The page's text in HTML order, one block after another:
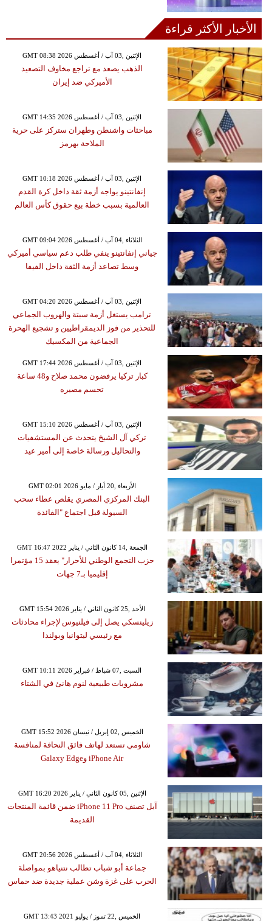
الأخبار الأكثر قراءة
GMT 08:38 2026 الإثنين ,03 آب / أغسطس
الذهب يصعد مع تراجع مخاوف التصعيد
الأميركي ضد إيران
GMT 14:35 2026 الإثنين ,03 آب / أغسطس
مباحثات واشنطن وطهران ستركز على حرية
الملاحة بهرمز
GMT 10:18 2026 الإثنين ,03 آب / أغسطس
إنفانتينو يواجه أزمة ثقة داخل كرة القدم
العالمية بسبب خطة بيع حقوق كأس العالم
GMT 09:04 2026 الثلاثاء ,04 آب / أغسطس
جياني إنفانتينو ينفي طلب دعم سياسي أميركي
وسط تصاعد أزمة الثقة داخل الفيفا
GMT 04:20 2026 الإثنين ,03 آب / أغسطس
ترامب يستغل أزمة سبتة والهروب الجماعي
للتحذير من فوز الديمقراطيين و تشجيع الهحرة
الجماعية من المكسيك
GMT 17:44 2026 الإثنين ,03 آب / أغسطس
كبار تركيا يرفضون محمد صلاح و48 ساعة
تحسم مصيره
GMT 15:10 2026 الإثنين ,03 آب / أغسطس
تركي آل الشيخ يتحدث عن المستشفيات
والتحاليل ورسالة خاصة إلى أمير عيد
GMT 02:01 2026 الأربعاء ,20 أيار / مايو
البنك المركزي المصري يقلص عطاء سحب
السيولة قبل اجتماع "الفائدة
GMT 16:47 2022 الجمعة ,14 كانون الثاني / يناير
حزب التجمع الوطني للأحرار" يعقد 15 مؤتمرا
إقليميا بـ7 جهات
GMT 15:54 2026 الأحد ,25 كانون الثاني / يناير
زيلينسكي يصل إلى فيلنيوس لإجراء محادثات
مع رئيسي ليتوانيا وبولندا
GMT 10:11 2026 السبت ,07 شباط / فبراير
مشروبات طبيعية لنوم هانئ في الشتاء
GMT 15:52 2026 الخميس ,02 إبريل / نيسان
شاومي تستعد لهاتف فائق النحافة لمنافسة
iPhone Air وGalaxy Edge
GMT 16:20 2026 الإثنين ,05 كانون الثاني / يناير
آبل تصنف iPhone 11 Pro ضمن قائمة المنتجات
القديمة
GMT 20:56 2026 الثلاثاء ,04 آب / أغسطس
جماعة أبو شباب تطالب نتنياهو بمواصلة
الحرب على غزة وشن عملية جديدة ضد حماس
GMT 13:43 2021 الخميس ,22 تموز / يوليو